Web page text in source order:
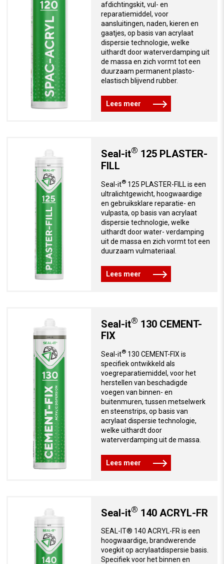
afdichtingskit, vul- en
reparatiemiddel, voor
aansluitingen, naden, kieren en
gaatjes, op basis van acrylaat
dispersie technologie, welke
uithardt door waterverdamping uit
de massa en zich vormt tot een
duurzaam permanent plasto-
elastisch blijvend rubber.
Lees meer
Seal-it® 125 PLASTER-
FILL
Seal-it®125 PLASTER-FILL is een
ultralichtgewicht, hoogwaardige
en gebruiksklare reparatie- en
vulpasta, op basis van acrylaat
dispersie technologie, welke
uithardt door water- verdamping
uit de massa en zich vormt tot een
duurzaam vulmateriaal.
Lees meer
Seal-it® 130 CEMENT-
FIX
Seal-it®130 CEMENT-FIX is
specifiek ontwikkeld als
voegreparatiemiddel, voor het
herstellen van beschadigde
voegen van binnen- en
buitenmuren, tussen metselwerk
en steenstrips, op basis van
acrylaat dispersie technologie,
welke uithardt door
waterverdamping uit de massa.
Lees meer
Seal-it® 140 ACRYL-FR
SEAL-IT® 140 ACRYL-FR is een
hoogwaardige, brandwerende
voegkit op acrylaatdispersie basis.
Specifiek voor het binnen en